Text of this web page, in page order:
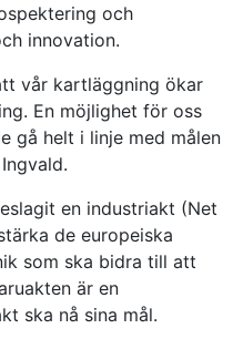
och
innovation.
vår kartläggning ökar
En möjlighet för oss
gå helt i linje med målen
en industriakt (Net
de europeiska
som ska bidra till att
är en
ska nå sina mål.